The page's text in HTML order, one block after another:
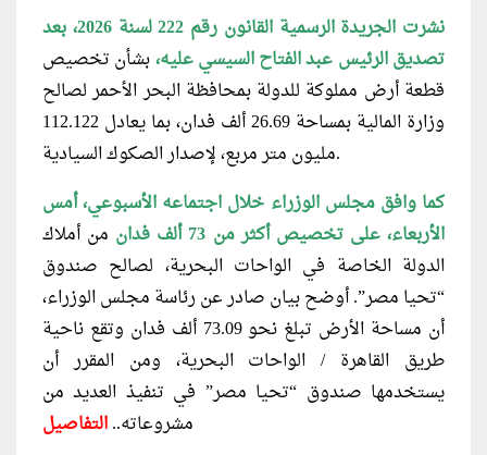
نشرت الجريدة الرسمية القانون رقم 222 لسنة 2026، بعد
تصديق الرئيس عبد الفتاح السيسي عليه،بشأن تخصيص
قطعة أرض مملوكة للدولة بمحافظة البحر الأحمر لصالح
وزارة المالية بمساحة 26.69 ألف فدان، بما يعادل 112.122
مليون متر مربع، لإصدار الصكوك السيادية.
كما وافق مجلس الوزراء خلال اجتماعه الأسبوعي، أمس
الأربعاء، على تخصيص أكثر من 73 ألف فدان
من أملاك
الدولة الخاصة في الواحات البحرية، لصالح صندوق
“تحيا مصر”. أوضح بيان صادر عن رئاسة مجلس الوزراء،
أن مساحة الأرض تبلغ نحو 73.09 ألف فدان وتقع ناحية
طريق القاهرة / الواحات البحرية، ومن المقرر أن
يستخدمها صندوق “تحيا مصر” في تنفيذ العديد من
مشروعاته..التفاصيل